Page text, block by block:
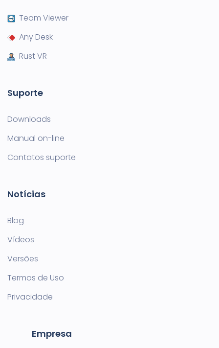
Team Viewer
Any Desk
Rust VR
Suporte
Downloads
Manual on-line
Contatos suporte
Notícias
Blog
Vídeos
Versões
Termos de Uso
Privacidade
Empresa